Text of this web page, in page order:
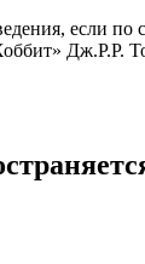
если